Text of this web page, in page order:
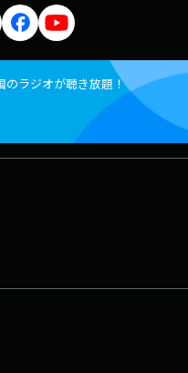
のラジオが聴き放題！